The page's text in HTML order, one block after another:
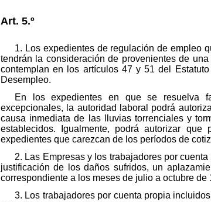
Art. 5.º
1. Los expedientes de regulación de empleo
tendrán la consideración de provenientes de
contemplan en los artículos 47 y 51 del
Desempleo.
En los expedientes en que se resuelva
excepcionales, la autoridad laboral podrá
causa inmediata de las lluvias torrenciales y
establecidos. Igualmente, podrá autorizar
expedientes que carezcan de los períodos de
2. Las Empresas y los trabajadores por
justificación de los daños sufridos, un
correspondiente a los meses de julio a octubre de
3. Los trabajadores por cuenta propia